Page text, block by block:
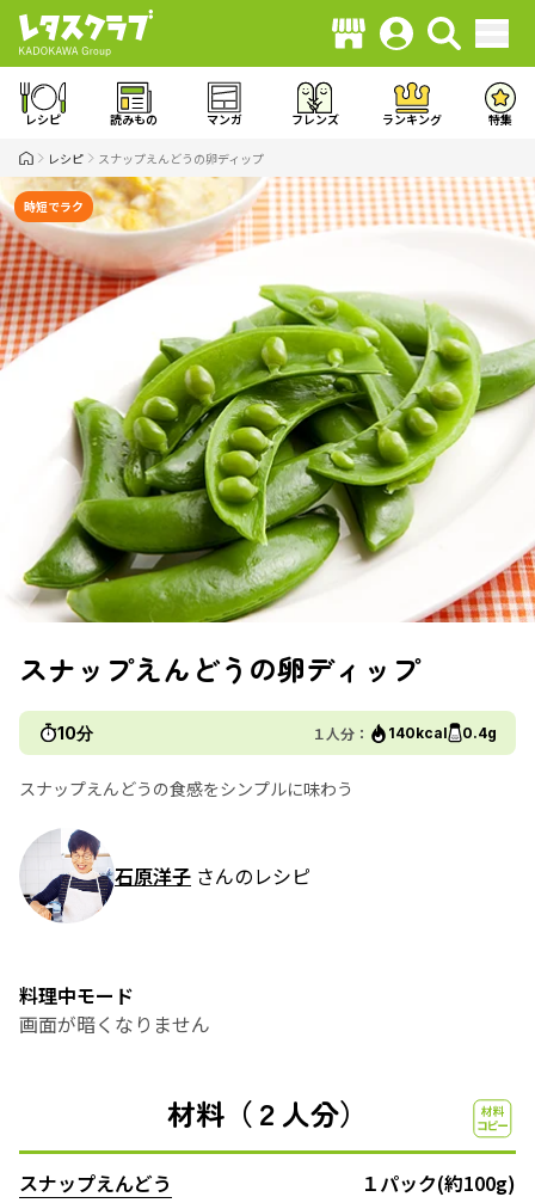
レシピ 読みもの マンガ フレンズ ランキング 特集
レシピ スナップえんどうの卵ディップ
時短でラク
スナップえんどうの卵ディップ
10分 １人分： 140kcal 0.4g
スナップえんどうの食感をシンプルに味わう
石原洋子 さんのレシピ
料理中モード
画面が暗くなりません
材料（２人分）
スナップえんどう
１パック(約100g)